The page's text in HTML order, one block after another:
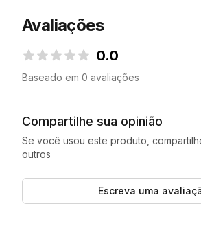
Avaliações
0.0
Baseado em 0 avaliações
Compartilhe sua opinião
Se você usou este produto,
outros
Escreva uma